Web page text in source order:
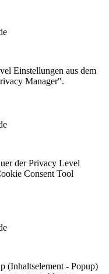
Einstellungen aus dem
Manager".
der Privacy Level
Consent Tool
(Inhaltselement - Popup)